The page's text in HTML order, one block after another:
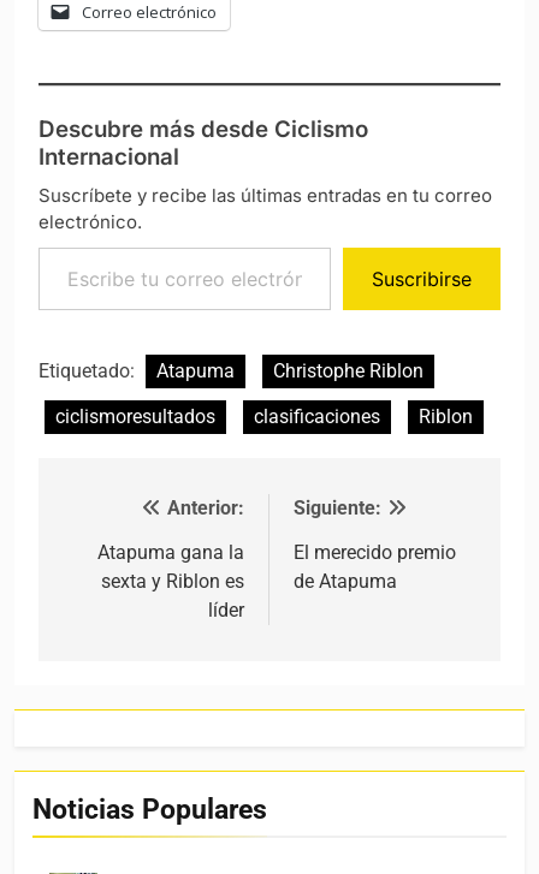
Correo electrónico
Descubre más desde Ciclismo
Internacional
Suscríbete y recibe las últimas entradas en tu correo
electrónico.
Escribe tu correo electrónico…
Suscribirse
Etiquetado: Atapuma
Christophe Riblon
ciclismoresultados
clasificaciones Riblon
Navegación de entradas
Anterior:
Atapuma gana la
sexta y Riblon es
líder
Siguiente:
El merecido premio
de Atapuma
Noticias Populares